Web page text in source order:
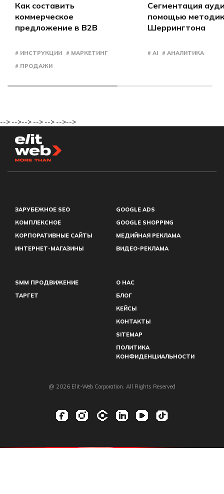
Как составить
коммерческое
предложение в B2B
# ИНСТРУКЦИИ
# МАРКЕТИНГ
# ПРОДАЖИ
Сегментация
помощью
Шеррингтона
# AI # АНАЛИТИКА
--> -->--> --> --> -->-->
ЗАРУБЕЖНОЕ SEO
КОМПЛЕКСНОЕ
КОРПОРАТИВНЫЕ САЙТЫ
ИНТЕРНЕТ-МАГАЗИНЫ
GOOGLE ADS
GOOGLE SHOPPING
МЕДИЙНАЯ РЕКЛАМА
ВИДЕО-РЕКЛАМА
SMM ПРОДВИЖЕНИЕ
ТАРГЕТ
О НАС
БЛОГ
КЕЙСЫ
КОНТАКТЫ
SITEMAP
ПОЛИТИКА
КОНФИДЕНЦИАЛЬНОСТИ
@ 2026 Elit-Web Corporation. All Rights Reserved